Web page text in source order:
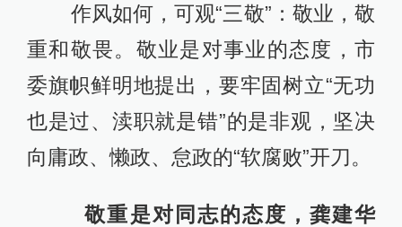
作风如何，可观“三敬”：敬业，敬
重和敬畏。敬业是对事业的态度，市
委旗帜鲜明地提出，要牢固树立“无功
也是过、渎职就是错”的是非观，坚决
向庸政、懒政、怠政的“软腐败”开刀。
敬重是对同志的态度，龚建华